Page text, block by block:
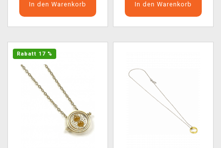
In den Warenkorb In den Warenkorb
Rabatt 17 %